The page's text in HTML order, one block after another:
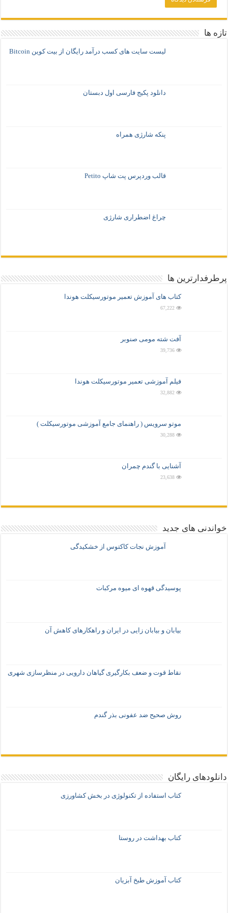
تازه ها
لیست سایت های کسب درآمد رایگان از بیت کوین Bitcoin
دانلود پکیج فارسی اول دبستان
پنکه شارژی همراه
قالب وردپرس پت شاپ Petito
چراغ اضطراری شارژی
پرطرفدارترین ها
کتاب های آموزش تعمیر موتورسیکلت هوندا
67,222
آفت شته مومی صنوبر
39,736
فیلم آموزشی تعمیر موتورسیکلت هوندا
32,882
موتو سرویس ( راهنمای جامع آموزشی موتورسیکلت )
30,288
آشنایی با گندم چمران
23,638
خواندنی های جدید
آموزش نجات کاکتوس از خشکیدگی
پوسیدگی قهوه ای میوه مرکبات
بیابان و بیابان زایی در ایران و راهکارهای کاهش آن
نقاط قوت و ضعف بکارگیری گیاهان دارویی در منظرسازی شهری
روش صحیح ضد عفونی بذر گندم
دانلودهای رایگان
کتاب استفاده از تکنولوژی در بخش کشاورزی
کتاب بهداشت در روستا
کتاب آموزش طبخ آبزیان